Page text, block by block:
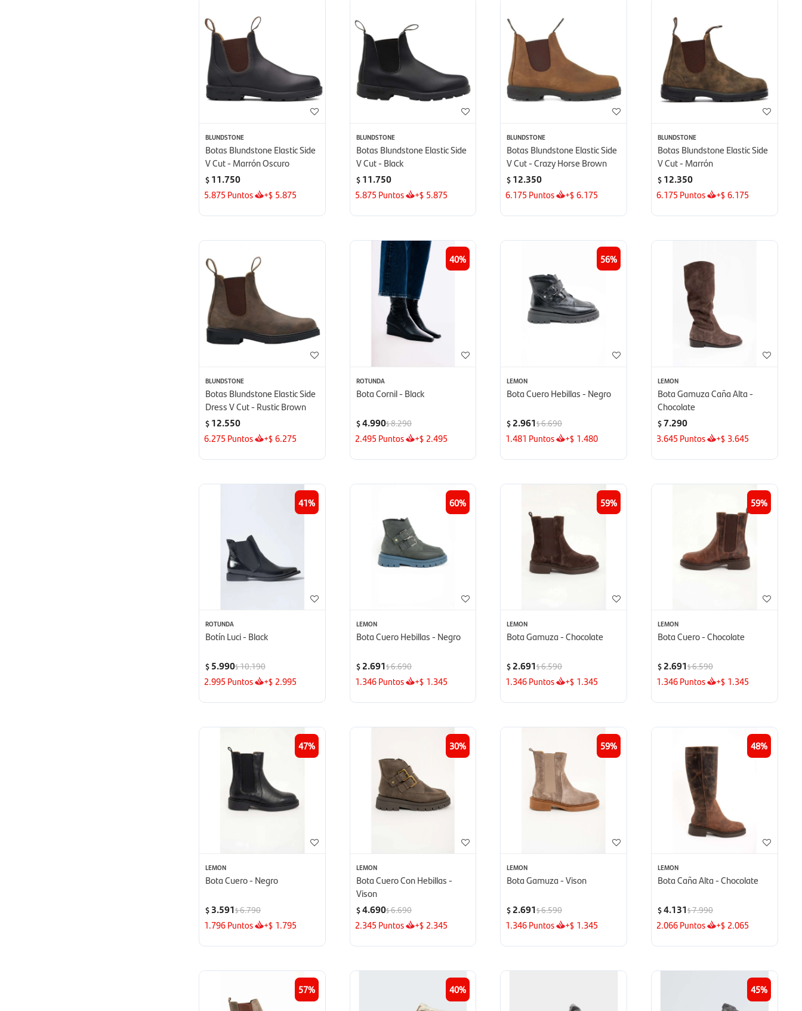
BLUNDSTONE
Botas Blundstone Elastic Side
V Cut - Marrón Oscuro
$ 11.750
5.875 Puntos +$ 5.875
BLUNDSTONE
Botas Blundstone Elastic Side
V Cut - Black
$ 11.750
5.875 Puntos +$ 5.875
BLUNDSTONE
Botas Blundstone Elastic Side
V Cut - Crazy Horse Brown
$ 12.350
6.175 Puntos +$ 6.175
BLUNDSTONE
Botas Blundstone Elastic Side
V Cut - Marrón
$ 12.350
6.175 Puntos +$ 6.175
BLUNDSTONE
Botas Blundstone Elastic Side
Dress V Cut - Rustic Brown
$ 12.550
6.275 Puntos +$ 6.275
40
ROTUNDA
Bota Cornil - Black
$4.990$8.290
2.495 Puntos +$ 2.495
56
LEMON
Bota Cuero Hebillas - Negro
$ 2.961$6.690
1.481 Puntos +$ 1.480
LEMON
Bota Gamuza Caña Alta -
Chocolate
$7.290
3.645 Puntos +$ 3.645
41
ROTUNDA
Botín Luci - Black
$ 5.990$10.190
2.995 Puntos +$ 2.995
60
LEMON
Bota Cuero Hebillas - Negro
$2.691$6.690
1.346Puntos +$ 1.345
59
LEMON
Bota Gamuza - Chocolate
$2.691$6.590
1.346Puntos +$ 1.345
59
LEMON
Bota Cuero - Chocolate
$2.691$6.590
1.346Puntos +$ 1.345
47
LEMON
Bota Cuero - Negro
$ 3.591$6.790
1.796Puntos +$ 1.795
30
LEMON
Bota Cuero Con Hebillas -
Vison
$4.690$6.690
2.345 Puntos +$ 2.345
59
LEMON
Bota Gamuza - Vison
$2.691$6.590
1.346Puntos +$ 1.345
48
LEMON
Bota Caña Alta - Chocolate
$4.131$7.990
2.066Puntos +$ 2.065
57 40 45